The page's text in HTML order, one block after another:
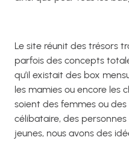
Le site réunit des trésors
parfois des concepts
qu’il existait des box
les mamies ou encore les
soient des femmes ou
célibataire, des personnes
jeunes, nous avons des